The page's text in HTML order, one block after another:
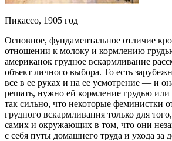
Пикассо, 1905 год
Основное, фундаментальное отличие
отношении к молоку и кормлению
американок грудное вскармливание
объект личного выбора. То есть
все в ее руках и на ее усмотрение ― и
решать, нужно ей кормление грудью
так сильно, что некоторые феминистки
грудного вскармливания только для
самих и окружающих в том, что они
с себя путы домашнего труда и ухода за